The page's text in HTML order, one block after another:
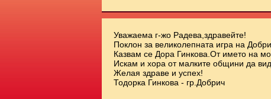
Уважаема г-жо Радева,здравейте!
Поклон за великолепната игра на
Казвам се Дора Гинкова.От името на
Искам и хора от малките общини да
Желая здраве и успех!
Тодорка Гинкова - гр.Добрич